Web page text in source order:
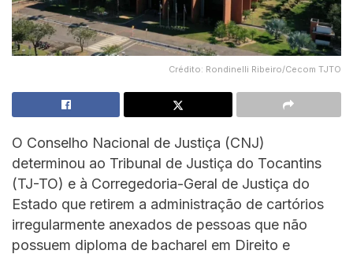
Crédito: Rondinelli Ribeiro/Cecom TJTO
O Conselho Nacional de Justiça (CNJ)
determinou ao Tribunal de Justiça do Tocantins
(TJ-TO) e à Corregedoria-Geral de Justiça do
Estado que retirem a administração de cartórios
irregularmente anexados de pessoas que não
possuem diploma de bacharel em Direito e